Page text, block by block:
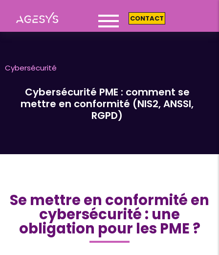
CONTACT
Cybersécurité
Cybersécurité PME : comment se
mettre en conformité (NIS2, ANSSI,
RGPD)
Se mettre en conformité en
cybersécurité : une
obligation pour les PME ?